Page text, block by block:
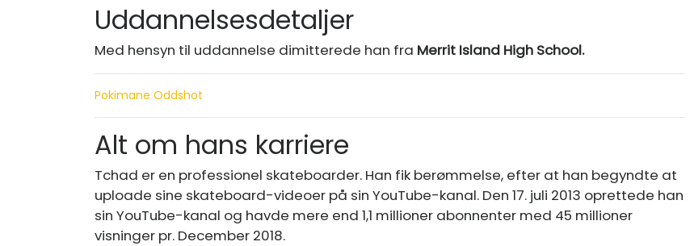
Uddannelsesdetaljer
Med hensyn til uddannelse dimitterede han fra Merrit Island High School.
Pokimane Oddshot
Alt om hans karriere
Tchad er en professionel skateboarder. Han fik berømmelse, efter at han begyndte at
uploade sine skateboard-videoer på sin YouTube-kanal. Den 17. juli 2013 oprettede han
sin YouTube-kanal og havde mere end 1,1 millioner abonnenter med 45 millioner
visninger pr. December 2018.